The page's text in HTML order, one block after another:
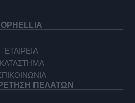
OPHELLIA
ΕΤΑΙΡΕΙΑ
ΚΑΤΑΣΤΗΜΑ
ΠΕΛΑΤΩΝ